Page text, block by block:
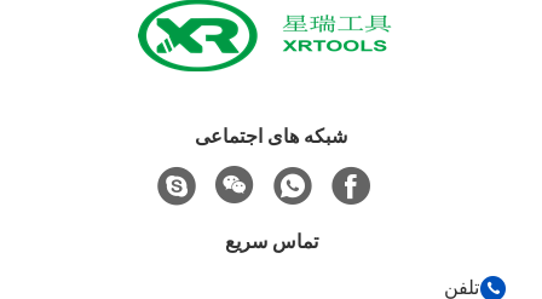
شبکه های اجتماعی
تماس سریع
تلفن